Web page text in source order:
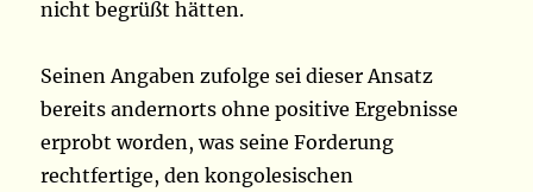
nicht begrüßt hätten.
Seinen Angaben zufolge sei dieser Ansatz
bereits andernorts ohne positive Ergebnisse
erprobt worden, was seine Forderung
rechtfertige, den kongolesischen